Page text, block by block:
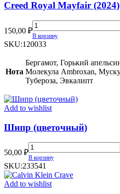
Creed Royal Mayfair (2024)
150,00 ₽
Creed
Royal
Mayfair
quantity
В корзину
SKU:120033
Нота
Бергамот, Горький
Молекула Ambroxan,
Тубероза, Эвкалипт
Add to wishlist
Шипр (цветочный)
50,00 ₽
Шипр
(цветочный)
quantity
В корзину
SKU:233541
Add to wishlist